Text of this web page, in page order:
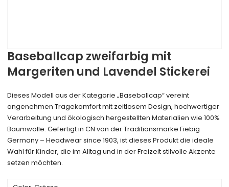
Baseballcap zweifarbig mit
Margeriten und Lavendel Stickerei
Dieses Modell aus der Kategorie „Baseballcap“ vereint
angenehmen Tragekomfort mit zeitlosem Design, hochwertiger
Verarbeitung und ökologisch hergestellten Materialien wie 100%
Baumwolle. Gefertigt in CN von der Traditionsmarke Fiebig
Germany – Headwear since 1903, ist dieses Produkt die ideale
Wahl für Kinder, die im Alltag und in der Freizeit stilvolle Akzente
setzen möchten.